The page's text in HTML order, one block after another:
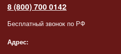
8 (800) 700 0142
Бесплатный звонок по РФ
Адрес: